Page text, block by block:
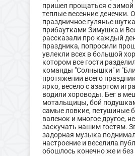
пришел прощаться с зимой
теплые весенние денечки.
праздничное гулянье
прибаутками Зимушка и
рассказали про каждый
праздника, попросили
увлекли всех в большой
котором все гости
команды "Солнышки" и
протяжении всего
ярко, весело с азартом
водили хороводы. Бег в
мотальщицы, бой
самые ловкие, петушиные
валенок и многое другое,
заскучать нашим гостям.
задорная музыка
настроение и веселила
обошлось конечно же и без